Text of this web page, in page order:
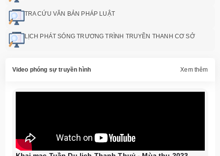
TRA CỨU VĂN BẢN PHÁP LUẬT
LỊCH PHÁT SÓNG TRƯƠNG TRÌNH TRUYỀN THANH CƠ SỞ
Video phóng sự truyền hình Xem thêm